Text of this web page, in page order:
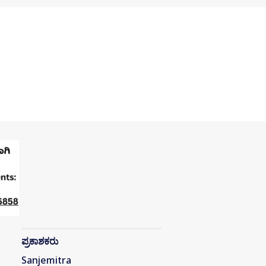
ಪ್ರಕಾಶಕರು
Sanjemitra